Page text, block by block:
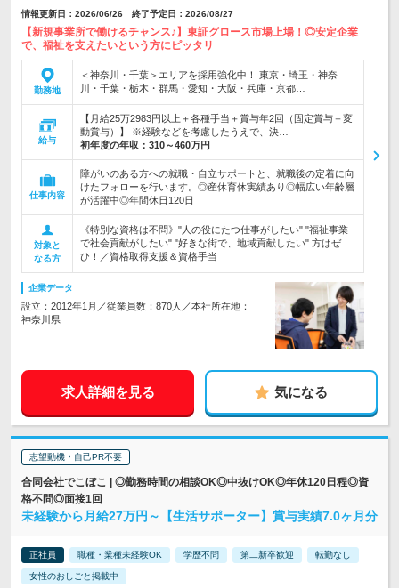
情報更新日：2026/06/26 終了予定日：2026/08/27
【新規事業所で働けるチャンス♪】東証グロース市場上場！◎安定企業
で、福祉を支えたいという方にピッタリ
勤務地
＜神奈川・千葉＞エリアを採用強化中！ 東京・埼玉・神奈
川・千葉・栃木・群馬・愛知・大阪・兵庫・京都…
給与
【月給25万2983円以上＋各種手当＋賞与年2回（固定賞与＋変
動賞与）】 ※経験などを考慮したうえで、決…
初年度の年収： 310～460万円
仕事内容
障がいのある方への就職・自立サポートと、就職後の定着に向
けたフォローを行います。◎産休育休実績あり◎幅広い年齢層
が活躍中◎年間休日120日
対象と
なる方
《特別な資格は不問》"人の役にたつ仕事がしたい" "福祉事業
で社会貢献がしたい" "好きな街で、地域貢献したい" 方はぜ
ひ！／資格取得支援＆資格手当
企業データ
設立：2012年1月／従業員数：870人／本社所在地：
神奈川県
求人詳細を見る 気になる
志望動機・自己PR不要
合同会社でこぼこ | ◎勤務時間の相談OK◎中抜けOK◎年休120日程◎資
格不問◎面接1回
未経験から月給27万円～【生活サポーター】賞与実績7.0ヶ月分
正社員 職種・業種未経験OK 学歴不問 第二新卒歓迎 転勤なし
女性のおしごと掲載中